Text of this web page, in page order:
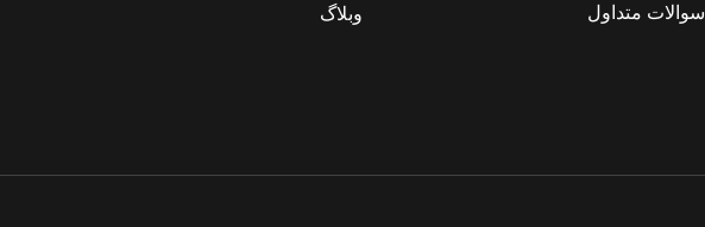
سوالات متداول وبلاگ